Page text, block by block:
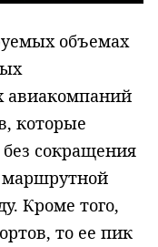
объемах
авиакомпаний
которые
сокращения
Кроме того,
то ее пик